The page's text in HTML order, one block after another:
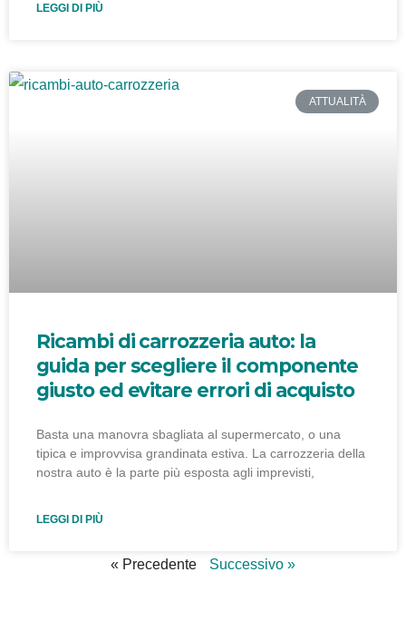
LEGGI DI PIÙ
ATTUALITÀ
Ricambi di carrozzeria auto: la
guida per scegliere il componente
giusto ed evitare errori di acquisto
Basta una manovra sbagliata al supermercato, o una
tipica e improvvisa grandinata estiva. La carrozzeria della
nostra auto è la parte più esposta agli imprevisti,
LEGGI DI PIÙ
« Precedente Successivo »